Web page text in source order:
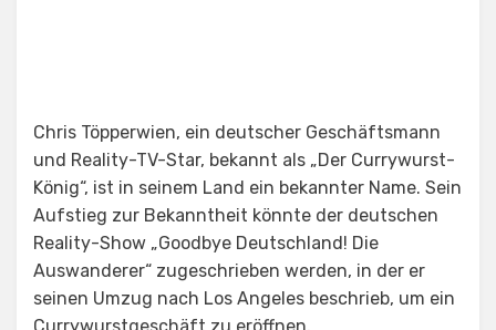
Chris Töpperwien, ein deutscher Geschäftsmann
und Reality-TV-Star, bekannt als „Der Currywurst-
König“, ist in seinem Land ein bekannter Name. Sein
Aufstieg zur Bekanntheit könnte der deutschen
Reality-Show „Goodbye Deutschland! Die
Auswanderer“ zugeschrieben werden, in der er
seinen Umzug nach Los Angeles beschrieb, um ein